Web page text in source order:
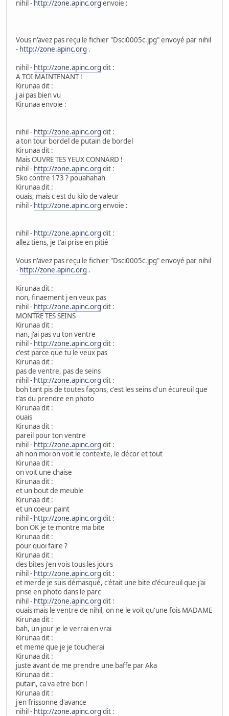
nihil - http://zone.apinc.org envoie :
Vous n'avez pas reçu le fichier "Dsci0005c.jpg" envoyé par nihil
- http://zone.apinc.org .
nihil - http://zone.apinc.org dit :
A TOI MAINTENANT !
Kirunaa dit :
j ai pas bien vu
Kirunaa envoie :
nihil - http://zone.apinc.org dit :
a ton tour bordel de putain de bordel
Kirunaa dit :
Mais OUVRE TES YEUX CONNARD !
nihil - http://zone.apinc.org dit :
5ko contre 173 ? pouahahah
Kirunaa dit :
ouais, mais c est du kilo de valeur
nihil - http://zone.apinc.org envoie :
nihil - http://zone.apinc.org dit :
allez tiens, je t'ai prise en pitié
Vous n'avez pas reçu le fichier "Dsci0005c.jpg" envoyé par nihil
- http://zone.apinc.org .
Kirunaa dit :
non, finaement j en veux pas
nihil - http://zone.apinc.org dit :
MONTRE TES SEINS
Kirunaa dit :
nan, j'ai pas vu ton ventre
nihil - http://zone.apinc.org dit :
c'est parce que tu le veux pas
Kirunaa dit :
pas de ventre, pas de seins
nihil - http://zone.apinc.org dit :
boh tant pis de toutes façons, c'est les seins d'un écureuil que
t'as du prendre en photo
Kirunaa dit :
ouais
Kirunaa dit :
pareil pour ton ventre
nihil - http://zone.apinc.org dit :
ah non moi on voit le contexte, le décor et tout
Kirunaa dit :
on voit une chaise
Kirunaa dit :
et un bout de meuble
Kirunaa dit :
et un coeur paint
nihil - http://zone.apinc.org dit :
bon OK je te montre ma bite
Kirunaa dit :
pour quoi faire ?
Kirunaa dit :
des bites j'en vois tous les jours
nihil - http://zone.apinc.org dit :
et merde je suis démasqué, c'était une bite d'écureuil que j'ai
prise en photo dans le parc
nihil - http://zone.apinc.org dit :
ouais mais le ventre de nihil, on ne le voit qu'une fois MADAME
Kirunaa dit :
bah, un jour je le verrai en vrai
Kirunaa dit :
et meme que je je toucherai
Kirunaa dit :
juste avant de me prendre une baffe par Aka
Kirunaa dit :
putain, ca va etre bon !
Kirunaa dit :
j'en frissonne d'avance
nihil - http://zone.apinc.org dit :